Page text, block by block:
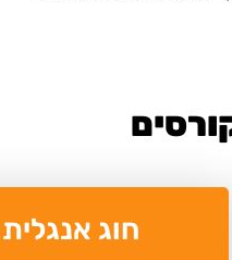
חוג אנגלית